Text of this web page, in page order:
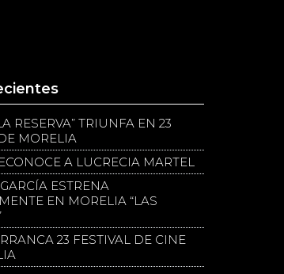
RESERVA” TRIUNFA EN 23
MORELIA
A LUCRECIA MARTEL
ESTRENA
EN MORELIA “LAS
23 FESTIVAL DE CINE